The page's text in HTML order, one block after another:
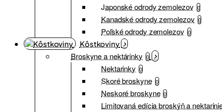
Japonské odrody zemolezov 0
Kanadské odrody zemolezov 0
Poľské odrody zemolezov 0
Kôstkoviny
Broskyne a nektárinky 0
Nektarinky 0
Skoré broskyne 0
Neskoré broskyne 0
Limitovaná edícia broskýň a